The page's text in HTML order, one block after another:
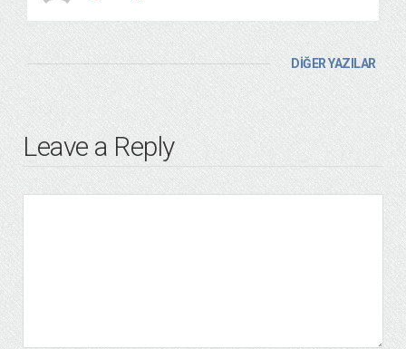
DİĞER YAZILAR
Leave a Reply